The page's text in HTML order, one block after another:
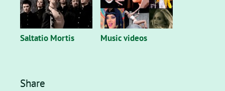
Saltatio Mortis Music videos
Share